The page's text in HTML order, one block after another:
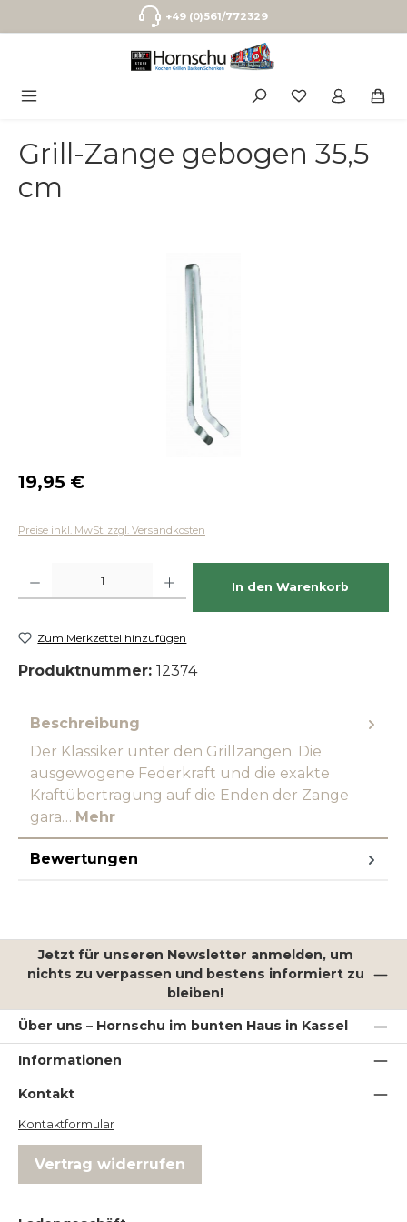
Zum Hauptinhalt springen+49 (0)561/772329
Grill-Zange gebogen 35,5
cm
Bildergalerie überspringen
Regulärer Preis:
19,95 €
Preise inkl. MwSt. zzgl. Versandkosten
In den Warenkorb
Zum Merkzettel hinzufügen
Produktnummer: 12374
Beschreibung
Der Klassiker unter den Grillzangen. Die
ausgewogene Federkraft und die exakte
Kraftübertragung auf die Enden der Zange
gara… Mehr
Bewertungen
Jetzt für unseren Newsletter anmelden, um
nichts zu verpassen und bestens informiert zu
bleiben!
Über uns – Hornschu im bunten Haus in Kassel
Informationen
Kontakt
Kontaktformular
Vertrag widerrufen